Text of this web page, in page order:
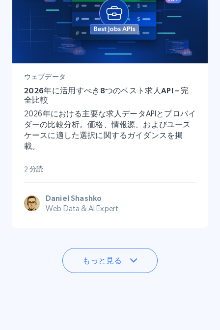
ウェブデータ
2026年に活用すべき8つのベスト求人API – 完
全比較
2026年における主要な求人データAPIとプロバイ
ダーの比較分析。価格、情報源、およびユース
ケースに適した選択に関するガイダンスを掲
載。
2 分読
Daniel Shashko
Web Data & AI Expert
もっと見る